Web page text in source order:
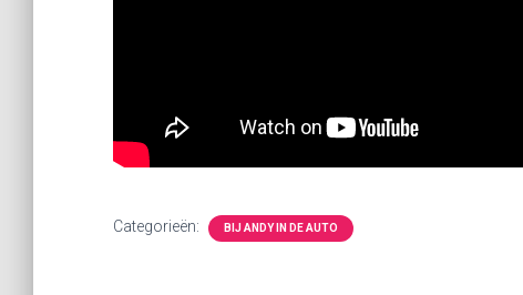
Categorieën: BIJ ANDY IN DE AUTO